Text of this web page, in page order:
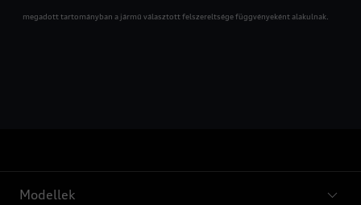
megadott tartományban a jármű választott felszereltsége függvényeként alakulnak.
Modellek